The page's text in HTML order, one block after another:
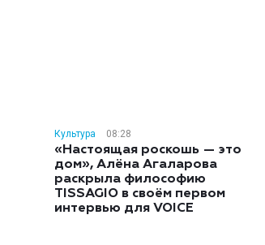
Культура 08:28
«Настоящая роскошь — это
дом», Алёна Агаларова
раскрыла философию
TISSAGIO в своём первом
интервью для VOICE